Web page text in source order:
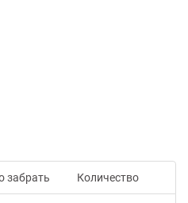
забрать Количество